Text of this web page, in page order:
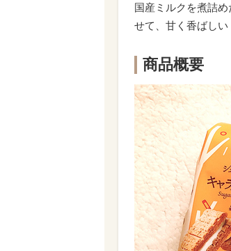
国産ミルクを煮詰
せて、甘く香ばしい
商品概要